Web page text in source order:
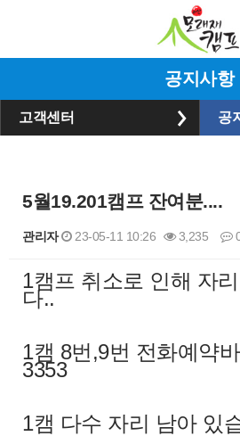
공지사항
고객센터 공
5월19.201캠프 잔여분....
관리자 23-05-11 10:26 3,235
본문
1캠프 취소로 인해 자
다..
1캠 8번,9번 전화예약
3353
1캠 다수 자리 남아 있